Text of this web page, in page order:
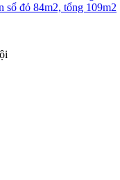
đỏ 84m2, tổng 109m2